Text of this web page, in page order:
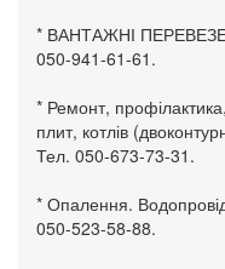
* ВАНТАЖНІ
050-941-61-61.
* Ремонт,
плит, котлів
Тел. 050-673-73-31.
* Опалення.
050-523-58-88.